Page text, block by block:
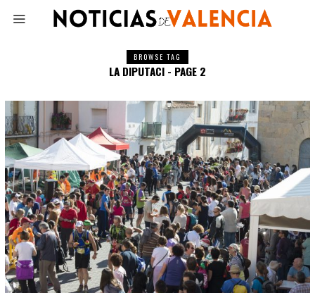
BROWSE TAG
LA DIPUTACI - PAGE 2